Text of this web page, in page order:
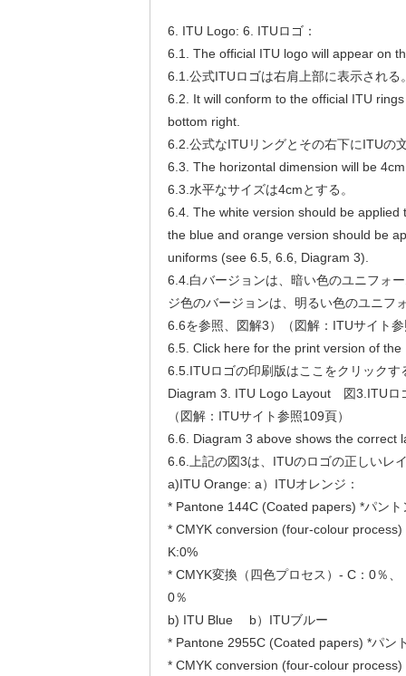
6. ITU Logo: 6. ITUロゴ：
6.1. The official ITU logo will appear on
6.1.公式ITUロゴは右肩上部に表示される
6.2. It will conform to the official ITU
bottom right.
6.2.公式なITUリングとその右下にITUの
6.3. The horizontal dimension will be
6.3.水平なサイズは4cmとする。
6.4. The white version should be applied
the blue and orange version should be
uniforms (see 6.5, 6.6, Diagram 3).
6.4.白バージョンは、暗い色のユニフォ
ジ色のバージョンは、明るい色のユニフ
6.6を参照、図解3）（図解：ITUサイト
6.5. Click here for the print version of the
6.5.ITUロゴの印刷版はここをクリックす
Diagram 3. ITU Logo Layout 図3.ITUロ
（図解：ITUサイト参照109頁）
6.6. Diagram 3 above shows the correct
6.6.上記の図3は、ITUのロゴの正しいレ
a)ITU Orange: a）ITUオレンジ：
* Pantone 144C (Coated papers) *パン
* CMYK conversion (four-colour
K:0%
* CMYK変換（四色プロセス）- C：0％
0％
b) ITU Blue b）ITUブルー
* Pantone 2955C (Coated papers) *パン
* CMYK conversion (four-colour